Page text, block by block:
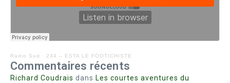
Radio Sud · 234 – ESTA LE FOOTICHISTE
Commentaires récents
Richard Coudrais dans Les courtes aventures du